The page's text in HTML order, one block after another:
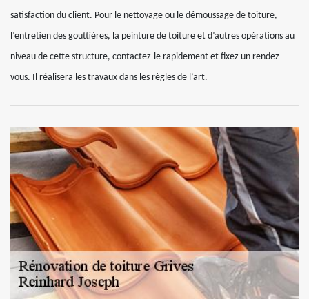
satisfaction du client. Pour le nettoyage ou le démoussage de toiture,
l’entretien des gouttières, la peinture de toiture et d’autres opérations au
niveau de cette structure, contactez-le rapidement et fixez un rendez-
vous. Il réalisera les travaux dans les règles de l’art.